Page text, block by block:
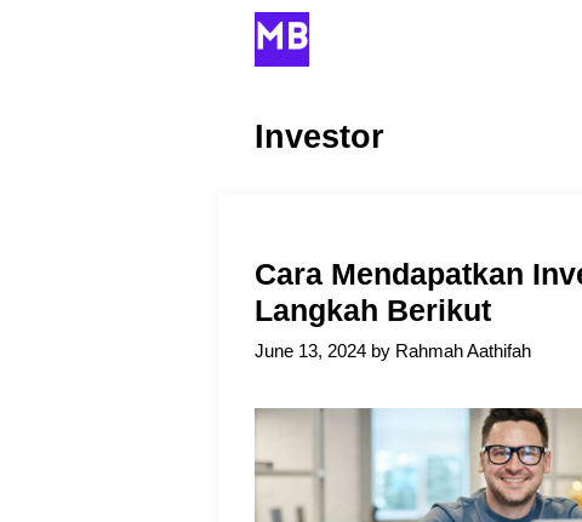
Investor
Cara Mendapatkan
Langkah Berikut
June 13, 2024 by Rahmah Aathifah